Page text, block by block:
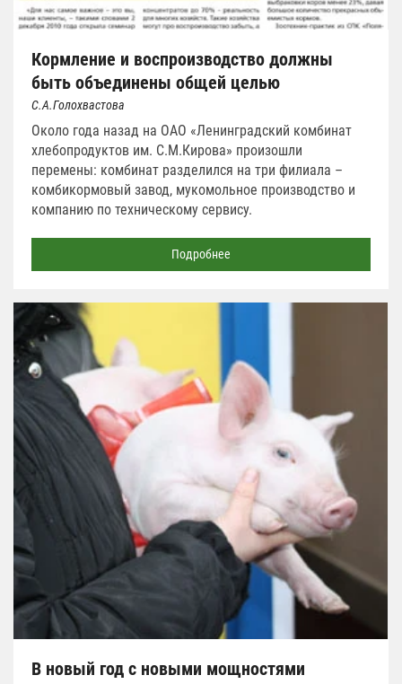
Кормление и воспроизводство должны
быть объединены общей целью
С.А.Голохвастова
Около года назад на ОАО «Ленинградский комбинат
хлебопродуктов им. С.М.Кирова» произошли
перемены: комбинат разделился на три филиала –
комбикормовый завод, мукомольное производство и
компанию по техническому сервису.
Подробнее
В новый год с новыми мощностями